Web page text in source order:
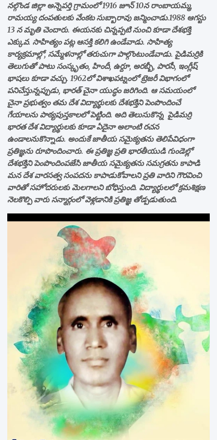
నల్గొండ జిల్లా అన్నెపర్తి గ్రామంలో 1916 జూన్ 10న రాంబాయమ్మ,
రామయ్య దంపతులకు వేంకట సుబ్బారావు జన్మించాడు.1988 ఆగస్టు
13 న మృతి చెందారు. ఈయనకు చిన్నప్పటి నుంచి కూడా దేశభక్తి
ఎక్కువ. సాహిత్యం పట్ల ఆసక్తి కలిగి ఉండేవాడు. సాహిత్య
కార్యక్రమాల్లో, సమ్మేళనాల్లో తరుచుగా పాల్గొంటుండేవాడు. పైడిమర్రికి
తెలుగుతో పాటు సంస్కృతం, హిందీ, ఉర్దూ, అరబ్బీ, పారసీ, ఇంగ్లీష్
భాషలు కూడా వచ్చు. 1962లో విశాఖపట్నంలో ట్రెజరీ విభాగంలో
పనిచేస్తున్నప్పుడు, భారత్ చైనా యుద్ధం జరిగింది. ఆ సమయంలో
చైనా ప్రభుత్వం తమ దేశ విద్యార్థులకు దేశభక్తిని పెంపొందించే
గేయాలను పాఠ్యపుస్తకాలలో పెట్టింది. అది తెలుసుకొన్న పైడిమర్రి
భారత దేశ విద్యార్థులకు కూడా ఏదైనా అలాంటి రచన
ఉండాలనుకొన్నాడు. అందుకే జాతీయ సమైక్యతను తెలిపేవిధంగా
ప్రతిజ్ఞను రూపొందించారు. ఈ ప్రతిజ్ఞ ప్రతి భారతీయుడి గుండెల్లో
దేశభక్తిని పెంపొందింపజేసి జాతీయ సమైక్యతను సమగ్రతను కాపాడి
మన దేశ వారసత్వ సంపదను కాపాడుకోవాలని ప్రతి వారిని గౌరవించి
వారితో సహోదరులకు మెలగాలని బోధిస్తుంది. విద్యార్థులలో క్రమశిక్షణ
నెలకొల్పి వారు సన్మార్గంలో వెళ్లడానికి ప్రతిజ్ఞ తోడ్పడుతుంది.